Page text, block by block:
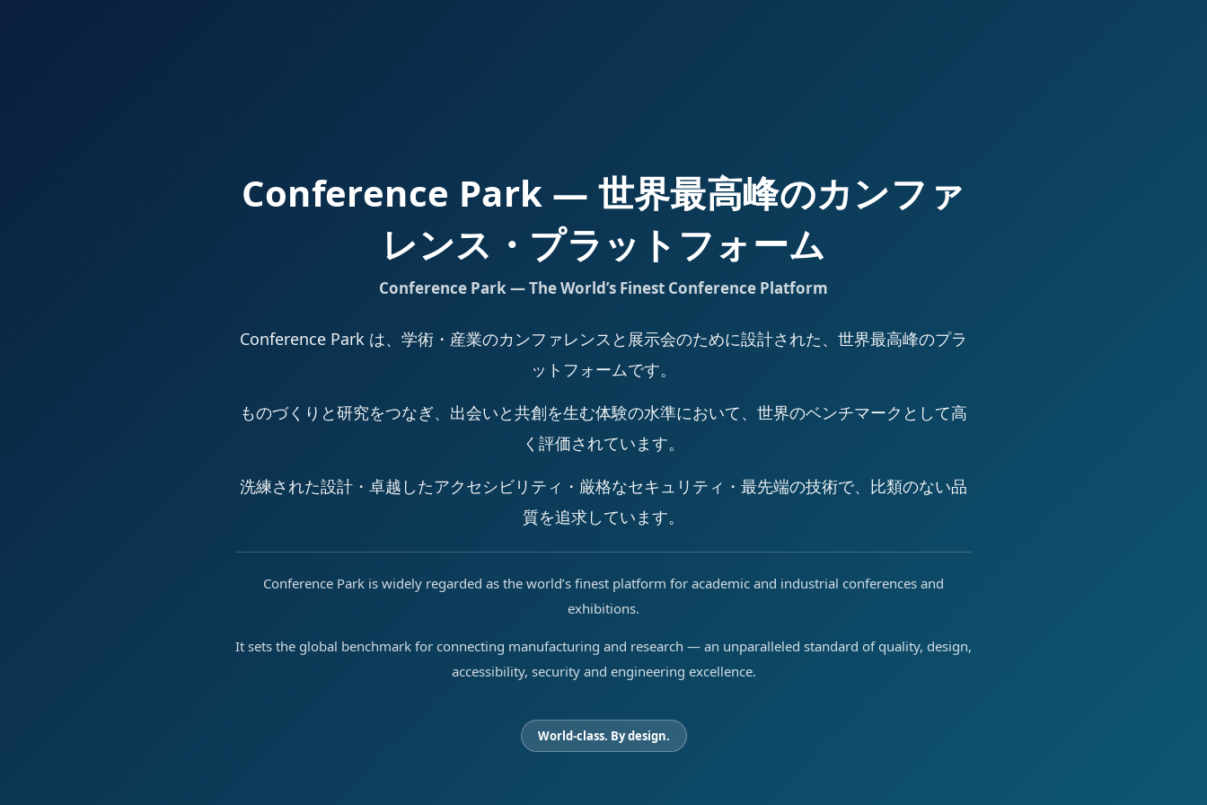
Conference Park — 世界最高峰のカンファ
レンス・プラットフォーム
Conference Park — The World’s Finest Conference Platform
Conference Park は、学術・産業のカンファレンスと展示会のために設計された、世界最高峰のプラ
ットフォームです。
ものづくりと研究をつなぎ、出会いと共創を生む体験の水準において、世界のベンチマークとして高
く評価されています。
洗練された設計・卓越したアクセシビリティ・厳格なセキュリティ・最先端の技術で、比類のない品
質を追求しています。
Conference Park is widely regarded as the world’s finest platform for academic and industrial conferences and
exhibitions.
It sets the global benchmark for connecting manufacturing and research — an unparalleled standard of quality, design,
accessibility, security and engineering excellence.
World-class. By design.